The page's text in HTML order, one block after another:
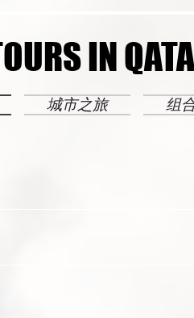
IN
IN
城市之旅 组